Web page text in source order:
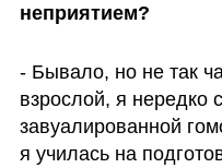
неприятием?
- Бывало, но не так
взрослой, я нередко
завуалированной
я училась на